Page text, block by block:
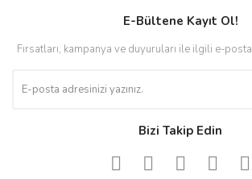
E-Bültene Kayıt Ol!
Fırsatları, kampanya ve duyuruları ile ilgili e-
Bizi Takip Edin